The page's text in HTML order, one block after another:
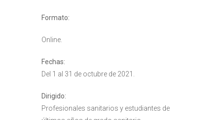
Formato:
Online.
Fechas:
Del 1 al 31 de octubre de 2021.
Dirigido:
Profesionales sanitarios y estudiantes de